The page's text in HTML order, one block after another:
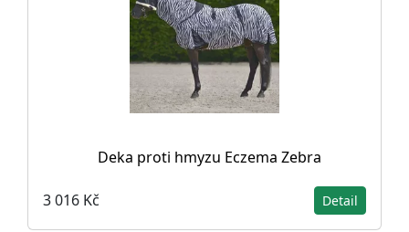
Deka proti hmyzu Eczema Zebra
3 016 Kč Detail